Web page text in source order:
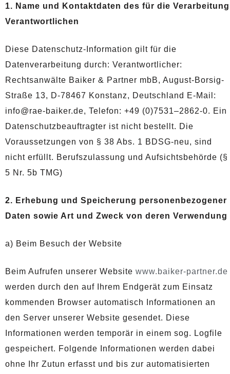
1. Name und Kontaktdaten des für die Verarbeitung
Verantwortlichen
Diese Datenschutz-Information gilt für die
Datenverarbeitung durch: Verantwortlicher:
Rechtsanwälte Baiker & Partner mbB, August-Borsig-
Straße 13, D-78467 Konstanz, Deutschland E-Mail:
info@rae-baiker.de, Telefon: +49 (0)7531–2862-0. Ein
Datenschutzbeauftragter ist nicht bestellt. Die
Voraussetzungen von § 38 Abs. 1 BDSG-neu, sind
nicht erfüllt. Berufszulassung und Aufsichtsbehörde (§
5 Nr. 5b TMG)
2. Erhebung und Speicherung personenbezogener
Daten sowie Art und Zweck von deren Verwendung
a) Beim Besuch der Website
Beim Aufrufen unserer Website www.baiker-partner.de
werden durch den auf Ihrem Endgerät zum Einsatz
kommenden Browser automatisch Informationen an
den Server unserer Website gesendet. Diese
Informationen werden temporär in einem sog. Logfile
gespeichert. Folgende Informationen werden dabei
ohne Ihr Zutun erfasst und bis zur automatisierten